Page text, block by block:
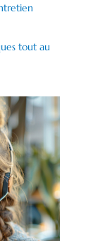
tout au